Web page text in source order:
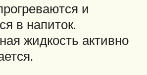
и
в напиток.
жидкость активно